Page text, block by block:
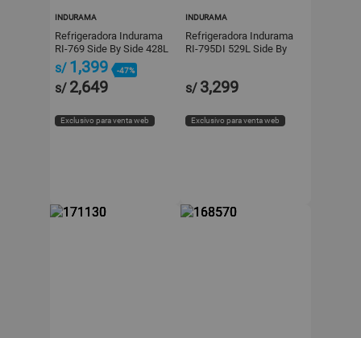
INDURAMA
Refrigeradora Indurama
RI-769 Side By Side 428L
Gris
s/ 1,399 -47%
s/ 2,649
Exclusivo para venta web
INDURAMA
Refrigeradora Indurama
RI-795DI 529L Side By
s/ 3,299
Exclusivo para venta web